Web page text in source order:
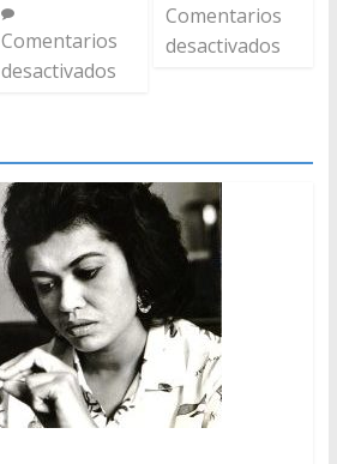
Comentarios
desactivados
Comentarios
desactivados